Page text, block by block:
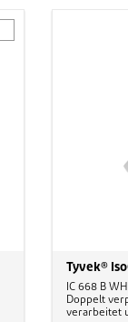
Tyvek®
IC 668 B
Doppelt
verarbeitet